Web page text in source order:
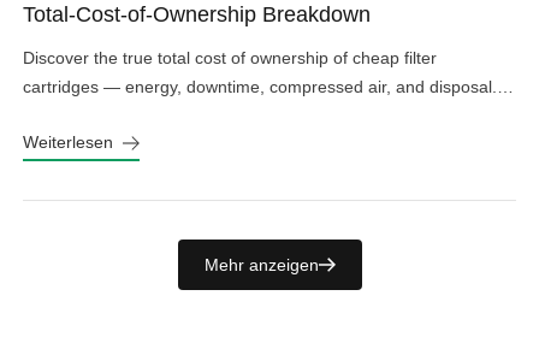
Total-Cost-of-Ownership Breakdown
Discover the true total cost of ownership of cheap filter
cartridges — energy, downtime, compressed air, and disposal.
Weiterlesen
Mehr anzeigen